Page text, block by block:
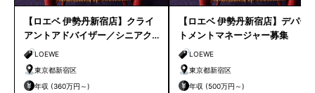
【ロエベ 伊勢丹新宿店】クライ
アントアドバイザー／シニアク
ライアントアドバイザー募集
LOEWE
東京都新宿区
年収 (360万円～)
【ロエベ 伊勢丹新宿店】デパー
トメントマネージャー募集
LOEWE
東京都新宿区
年収 (500万円～)